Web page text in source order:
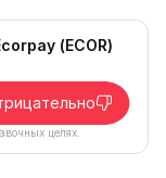
(ECOR)
целях.